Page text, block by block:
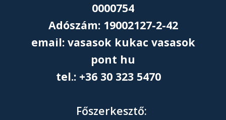
0000754
Adószám: 19002127-2-42
email: vasasok kukac vasasok
pont hu
tel.: +36 30 323 5470
Főszerkesztő: